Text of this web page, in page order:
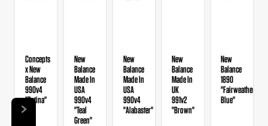
Concepts
x New
Balance
990v4
"Patina"
New
Balance
Made In
USA
990v4
"Teal
Green"
New
Balance
Made In
USA
990v4
"Alabaster"
New
Balance
Made In
UK
991v2
"Brown"
New
Balance
1890
"Fairweather
Blue"